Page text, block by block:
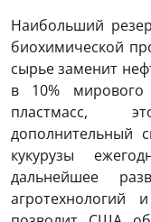
Наибольший
биохимической
сырье заменит
в 10% мирового
пластмасс,
дополнительный
кукурузы
дальнейшее
агротехнологий